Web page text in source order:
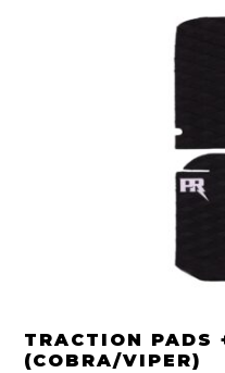
TRACTION PADS
(COBRA/VIPER)